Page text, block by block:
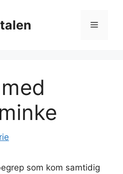
Meny
som kom samtidig